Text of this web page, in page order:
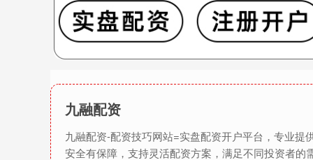
九融配资
九融配资-配资技巧网站=实盘配资开户平台，专业
安全有保障，支持灵活配资方案，满足不同投资者